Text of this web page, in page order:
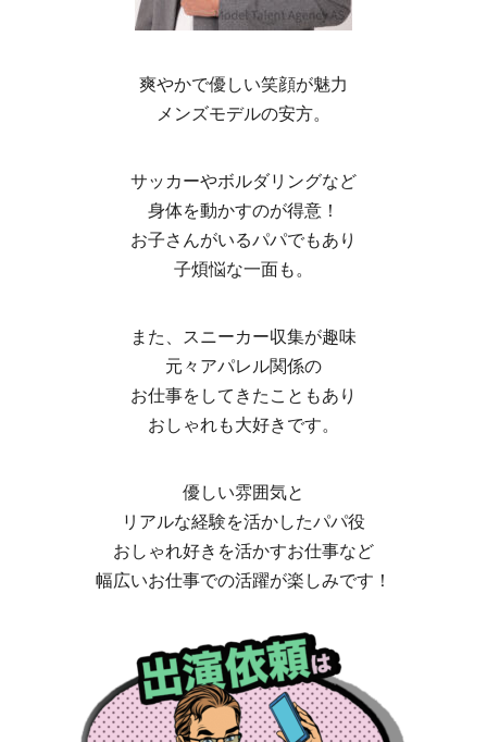
爽やかで優しい笑顔が魅力
メンズモデルの安方。
サッカーやボルダリングなど
身体を動かすのが得意！
お子さんがいるパパでもあり
子煩悩な一面も。
また、スニーカー収集が趣味
元々アパレル関係の
お仕事をしてきたこともあり
おしゃれも大好きです。
優しい雰囲気と
リアルな経験を活かしたパパ役
おしゃれ好きを活かすお仕事など
幅広いお仕事での活躍が楽しみです！